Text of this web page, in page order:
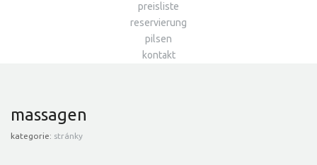
preisliste
reservierung
pilsen
kontakt
massagen
kategorie: stránky